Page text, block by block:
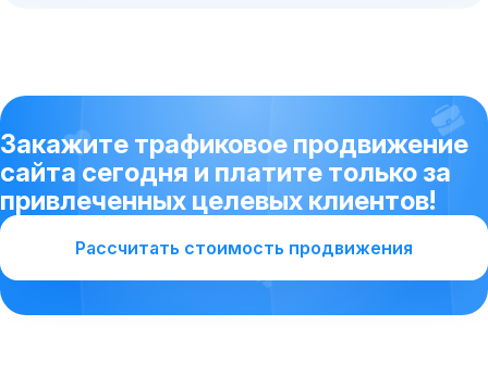
Закажите трафиковое продвижение
сайта сегодня и платите только за
привлеченных целевых клиентов!
Рассчитать стоимость продвижения